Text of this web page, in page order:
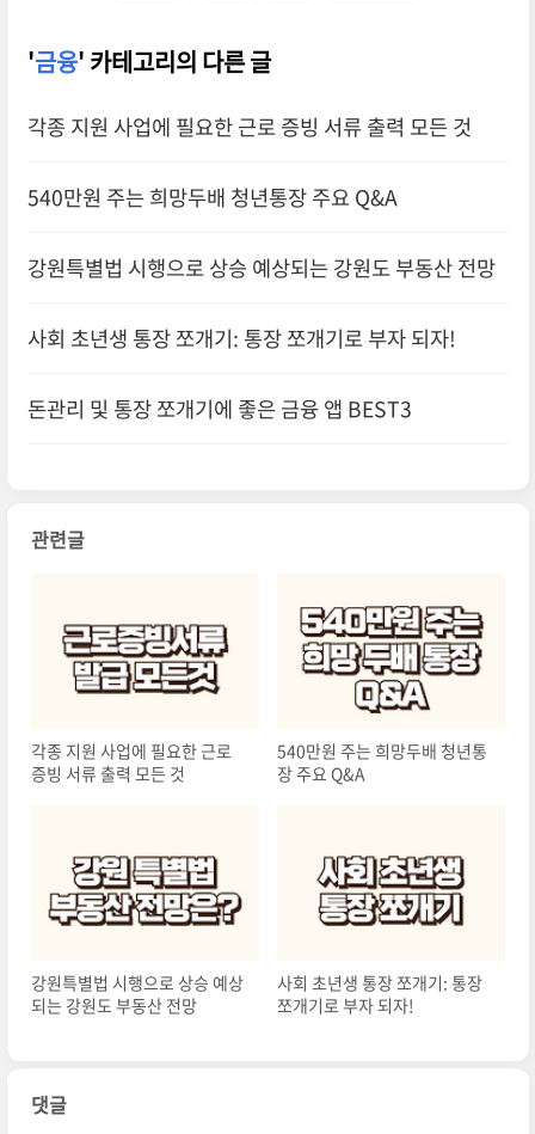
'금융' 카테고리의 다른 글
각종 지원 사업에 필요한 근로 증빙 서류 출력 모든 것
540만원 주는 희망두배 청년통장 주요 Q&A
강원특별법 시행으로 상승 예상되는 강원도 부동산 전망
사회 초년생 통장 쪼개기: 통장 쪼개기로 부자 되자!
돈관리 및 통장 쪼개기에 좋은 금융 앱 BEST3
관련글
각종 지원 사업에 필요한 근로
증빙 서류 출력 모든 것
540만원 주는 희망두배 청년통
장 주요 Q&A
강원특별법 시행으로 상승 예상
되는 강원도 부동산 전망
사회 초년생 통장 쪼개기: 통장
쪼개기로 부자 되자!
댓글